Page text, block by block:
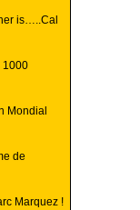
is…..Cal
1000
Mondial
de
Marquez !